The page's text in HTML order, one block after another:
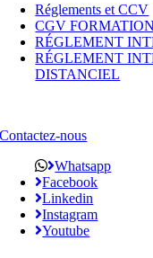
Réglements et CCV
CGV
RÉGLEMENT
RÉGLEMENT
DISTANCIEL
Contactez-nous
Whatsapp
Facebook
Linkedin
Instagram
Youtube